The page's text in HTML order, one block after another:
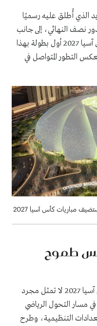
الذي أُطلق عليه رسميًا
نصف النهائي، إلى جانب
عدد من المباريات الأخرى، لتكون كأس آسيا 2027 أول بطولة بهذا
التطور المتواصل في
مباريات كأس آسيا 2027
طموح
وتؤكد تصريحات مي الهلابي أن كأس آسيا 2027 لا تمثل مجرد
مسار التحول الرياضي
التنظيمية، وطرح